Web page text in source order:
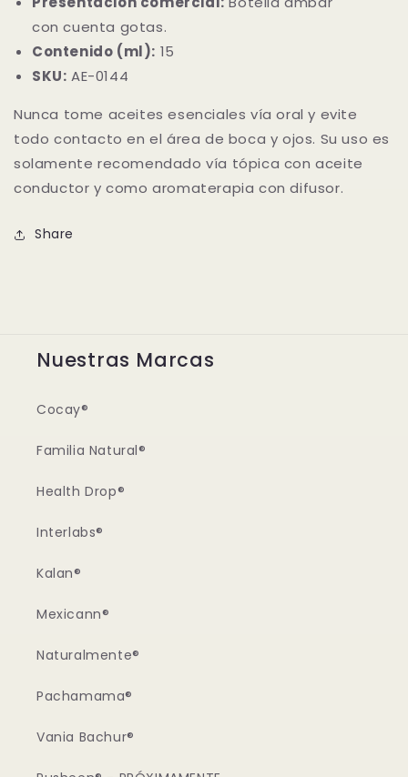
con cuenta gotas.
Contenido (ml): 15
SKU: AE-0144
Nunca tome aceites esenciales vía oral y evite
todo contacto en el área de boca y ojos. Su uso es
solamente recomendado vía tópica con aceite
conductor y como aromaterapia con difusor.
Share
Nuestras Marcas
Cocay®
Familia Natural®
Health Drop®
Interlabs®
Kalan®
Mexicann®
Naturalmente®
Pachamama®
Vania Bachur®